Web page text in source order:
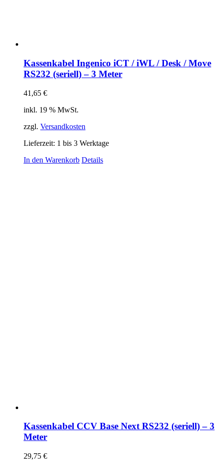
Kassenkabel Ingenico iCT / iWL / Desk / Move
RS232 (seriell) – 3 Meter
41,65 €
inkl. 19 % MwSt.
zzgl. Versandkosten
Lieferzeit: 1 bis 3 Werktage
In den Warenkorb Details
Kassenkabel CCV Base Next RS232 (seriell) – 3
Meter
29,75 €